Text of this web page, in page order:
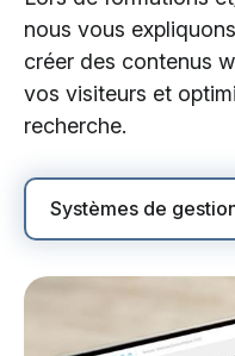
nous vous
créer des contenus
vos visiteurs et
recherche.
Systèmes de